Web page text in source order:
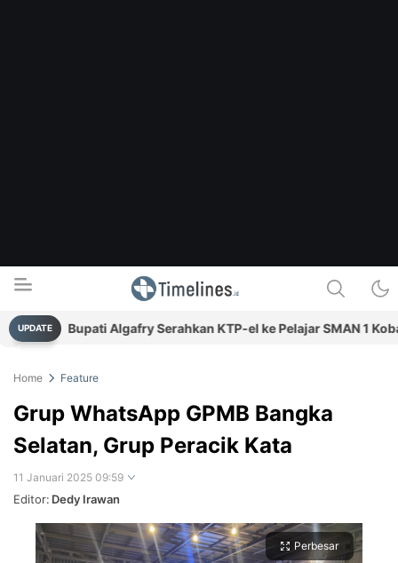
Timelines.id
Media Literasi, Sejarah & Budaya
UPDATE
Bupati Algafry Serahkan KTP-el ke Pelajar SMAN 1 Koba
Home Feature
Grup WhatsApp GPMB Bangka
Selatan, Grup Peracik Kata
11 Januari 2025 09:59
Editor: Dedy Irawan
Perbesar